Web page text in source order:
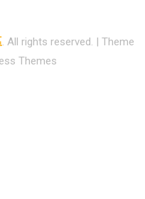
. All rights reserved. | Theme
Themes